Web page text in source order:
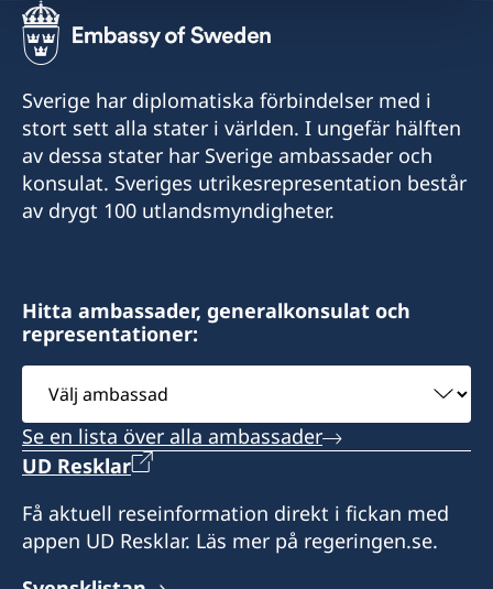
Telefon
+27 21 300 9254
epost
sweden@csct.se
Innovation City Cape Town
Telefontider: 09h00 - 10h00 tisdag till fredag
Bokade mötestider: 10h00 - 12h00 och 13h00 -
15h00 tisdag och torsdag
Hemsida : www.csct.se
Honorärkonsul
Carl Fredrik Sammeli
Sverige har diplomatiska förbindelser med i
stort sett alla stater i världen. I ungefär hälften
av dessa stater har Sverige ambassader och
konsulat. Sveriges utrikesrepresentation består
av drygt 100 utlandsmyndigheter.
Hitta ambassader, generalkonsulat och
representationer:
Välj
ambassad
Se en lista över alla ambassader
UD Resklar
Få aktuell reseinformation direkt i fickan med
appen UD Resklar. Läs mer på regeringen.se.